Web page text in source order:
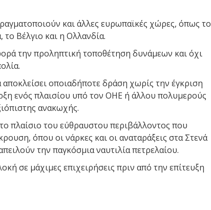
και άλλες ευρωπαϊκές χώρες, όπως το
Βέλγιο και η Ολλανδία.
την προληπτική τοποθέτηση δυνάμεων και όχι
αποκλείσει οποιαδήποτε δράση χωρίς την έγκριση
ενός πλαισίου υπό τον ΟΗΕ ή άλλου πολυμερούς
ανακωχής.
πλαίσιο του εύθραυστου περιβάλλοντος που
όπου οι νάρκες και οι αναταράξεις στα Στενά
την παγκόσμια ναυτιλία πετρελαίου.
σε μάχιμες επιχειρήσεις πριν από την επίτευξη